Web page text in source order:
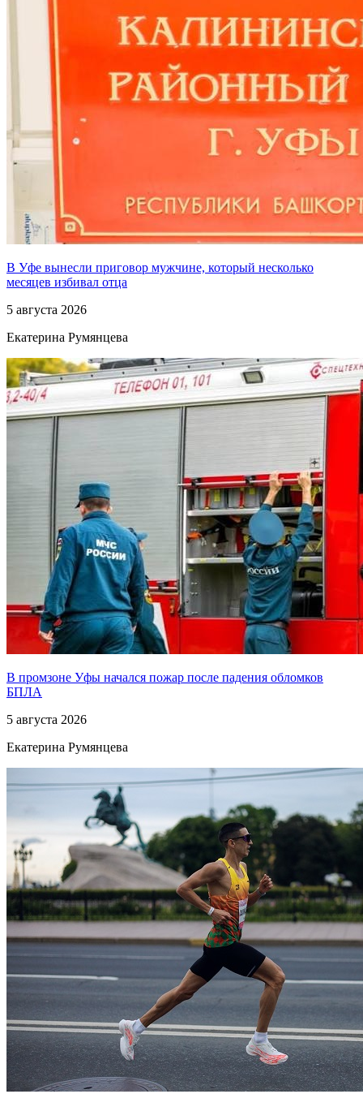
В Уфе вынесли приговор мужчине, который несколько
месяцев избивал отца
5 августа 2026
Екатерина Румянцева
В промзоне Уфы начался пожар после падения обломков
БПЛА
5 августа 2026
Екатерина Румянцева